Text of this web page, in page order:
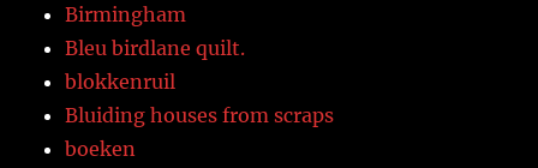
Birmingham
Bleu birdlane quilt.
blokkenruil
Bluiding houses from scraps
boeken